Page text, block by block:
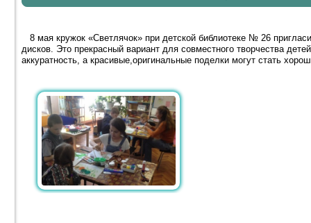
8 мая кружок «Светлячок» при детской библиотеке № 26
дисков. Это прекрасный вариант для совместного творчества
аккуратность, а красивые,оригинальные поделки могут стать